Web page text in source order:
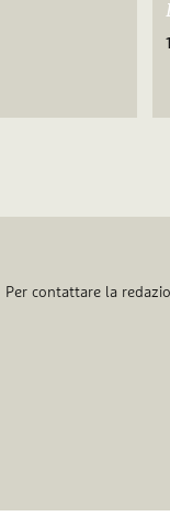
Per contattare la